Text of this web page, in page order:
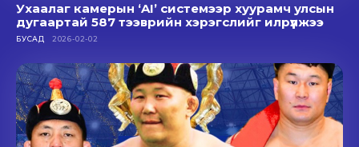
Ухаалаг камерын ‘AI’ системээр хуурамч улсын
дугаартай 587 тээврийн хэрэгслийг илрүүлжээ
БУСАД 2026-02-02